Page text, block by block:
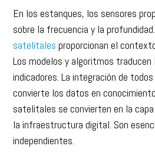
En los estanques, los sensores
sobre la frecuencia y la
satelitales proporcionan el
Los modelos y algoritmos traducen
indicadores. La integración de
convierte los datos en
satelitales se convierten en la
la infraestructura digital. Son
independientes.